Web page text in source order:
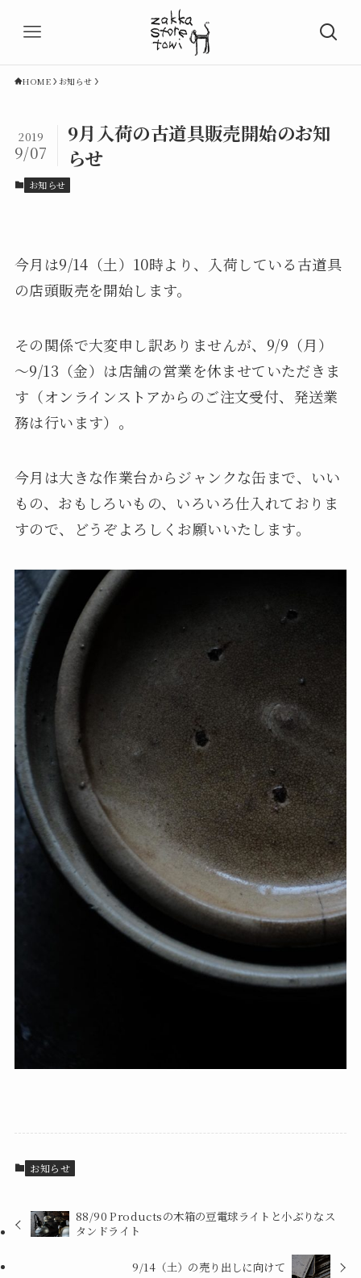
HOME お知らせ
9月入荷の古道具販売開始のお知
らせ
2019
9/07
お知らせ
今月は9/14（土）10時より、入荷している古道具
の店頭販売を開始します。
その関係で大変申し訳ありませんが、9/9（月）
～9/13（金）は店舗の営業を休ませていただきま
す（オンラインストアからのご注文受付、発送業
務は行います）。
今月は大きな作業台からジャンクな缶まで、いい
もの、おもしろいもの、いろいろ仕入れておりま
すので、どうぞよろしくお願いいたします。
お知らせ
88/90 Productsの木箱の豆電球ライトと小ぶりなス
タンドライト
9/14（土）の売り出しに向けて